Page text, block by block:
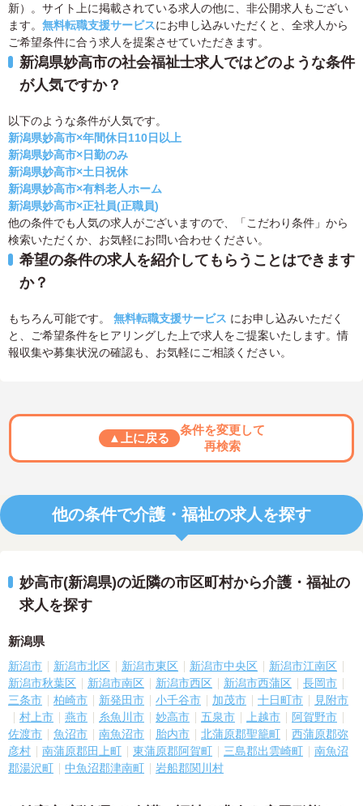
新）。サイト上に掲載されている求人の他に、非公開求人もござい
ます。 無料転職支援サービスにお申し込みいただくと、全求人から
ご希望条件に合う求人を提案させていただきます。
新潟県妙高市の社会福祉士求人ではどのような条件
が人気ですか？
以下のような条件が人気です。
新潟県妙高市×年間休日110日以上
新潟県妙高市×日勤のみ
新潟県妙高市×土日祝休
新潟県妙高市×有料老人ホーム
新潟県妙高市×正社員(正職員)
他の条件でも人気の求人がございますので、「こだわり条件」から
検索いただくか、お気軽にお問い合わせください。
希望の条件の求人を紹介してもらうことはできます
か？
もちろん可能です。 無料転職支援サービス にお申し込みいただく
と、ご希望条件をヒアリングした上で求人をご提案いたします。情
報収集や募集状況の確認も、お気軽にご相談ください。
▲上に戻る
条件を変更して
再検索
他の条件で介護・福祉の求人を探す
妙高市(新潟県)の近隣の市区町村から介護・福祉の
求人を探す
新潟県
新潟市 新潟市北区 新潟市東区 新潟市中央区
新潟市江南区
新潟市秋葉区
新潟市南区 新潟市西区 新潟市西蒲区
長岡市
三条市
柏崎市 新発田市 小千谷市 加茂市 十日町市
見附市
村上市
燕市 糸魚川市 妙高市 五泉市 上越市
阿賀野市
佐渡市
魚沼市 南魚沼市 胎内市 北蒲原郡聖籠町
西蒲原郡弥
彦村
南蒲原郡田上町 東蒲原郡阿賀町 三島郡出雲崎町
南魚沼
郡湯沢町
中魚沼郡津南町 岩船郡関川村